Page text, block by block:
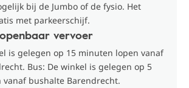
bij de Jumbo of de fysio. Het
met parkeerschijf.
vervoer
is gelegen op 15 minuten lopen vanaf
Bus: De winkel is gelegen op 5
bushalte Barendrecht.